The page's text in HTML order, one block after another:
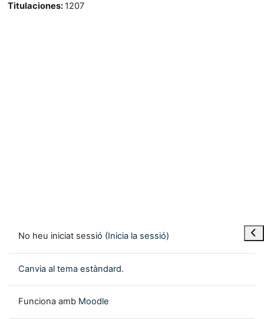
Titulaciones: 1207
No heu iniciat sessió (Inicia la sessió)
Canvia al tema estàndard.
Funciona amb Moodle